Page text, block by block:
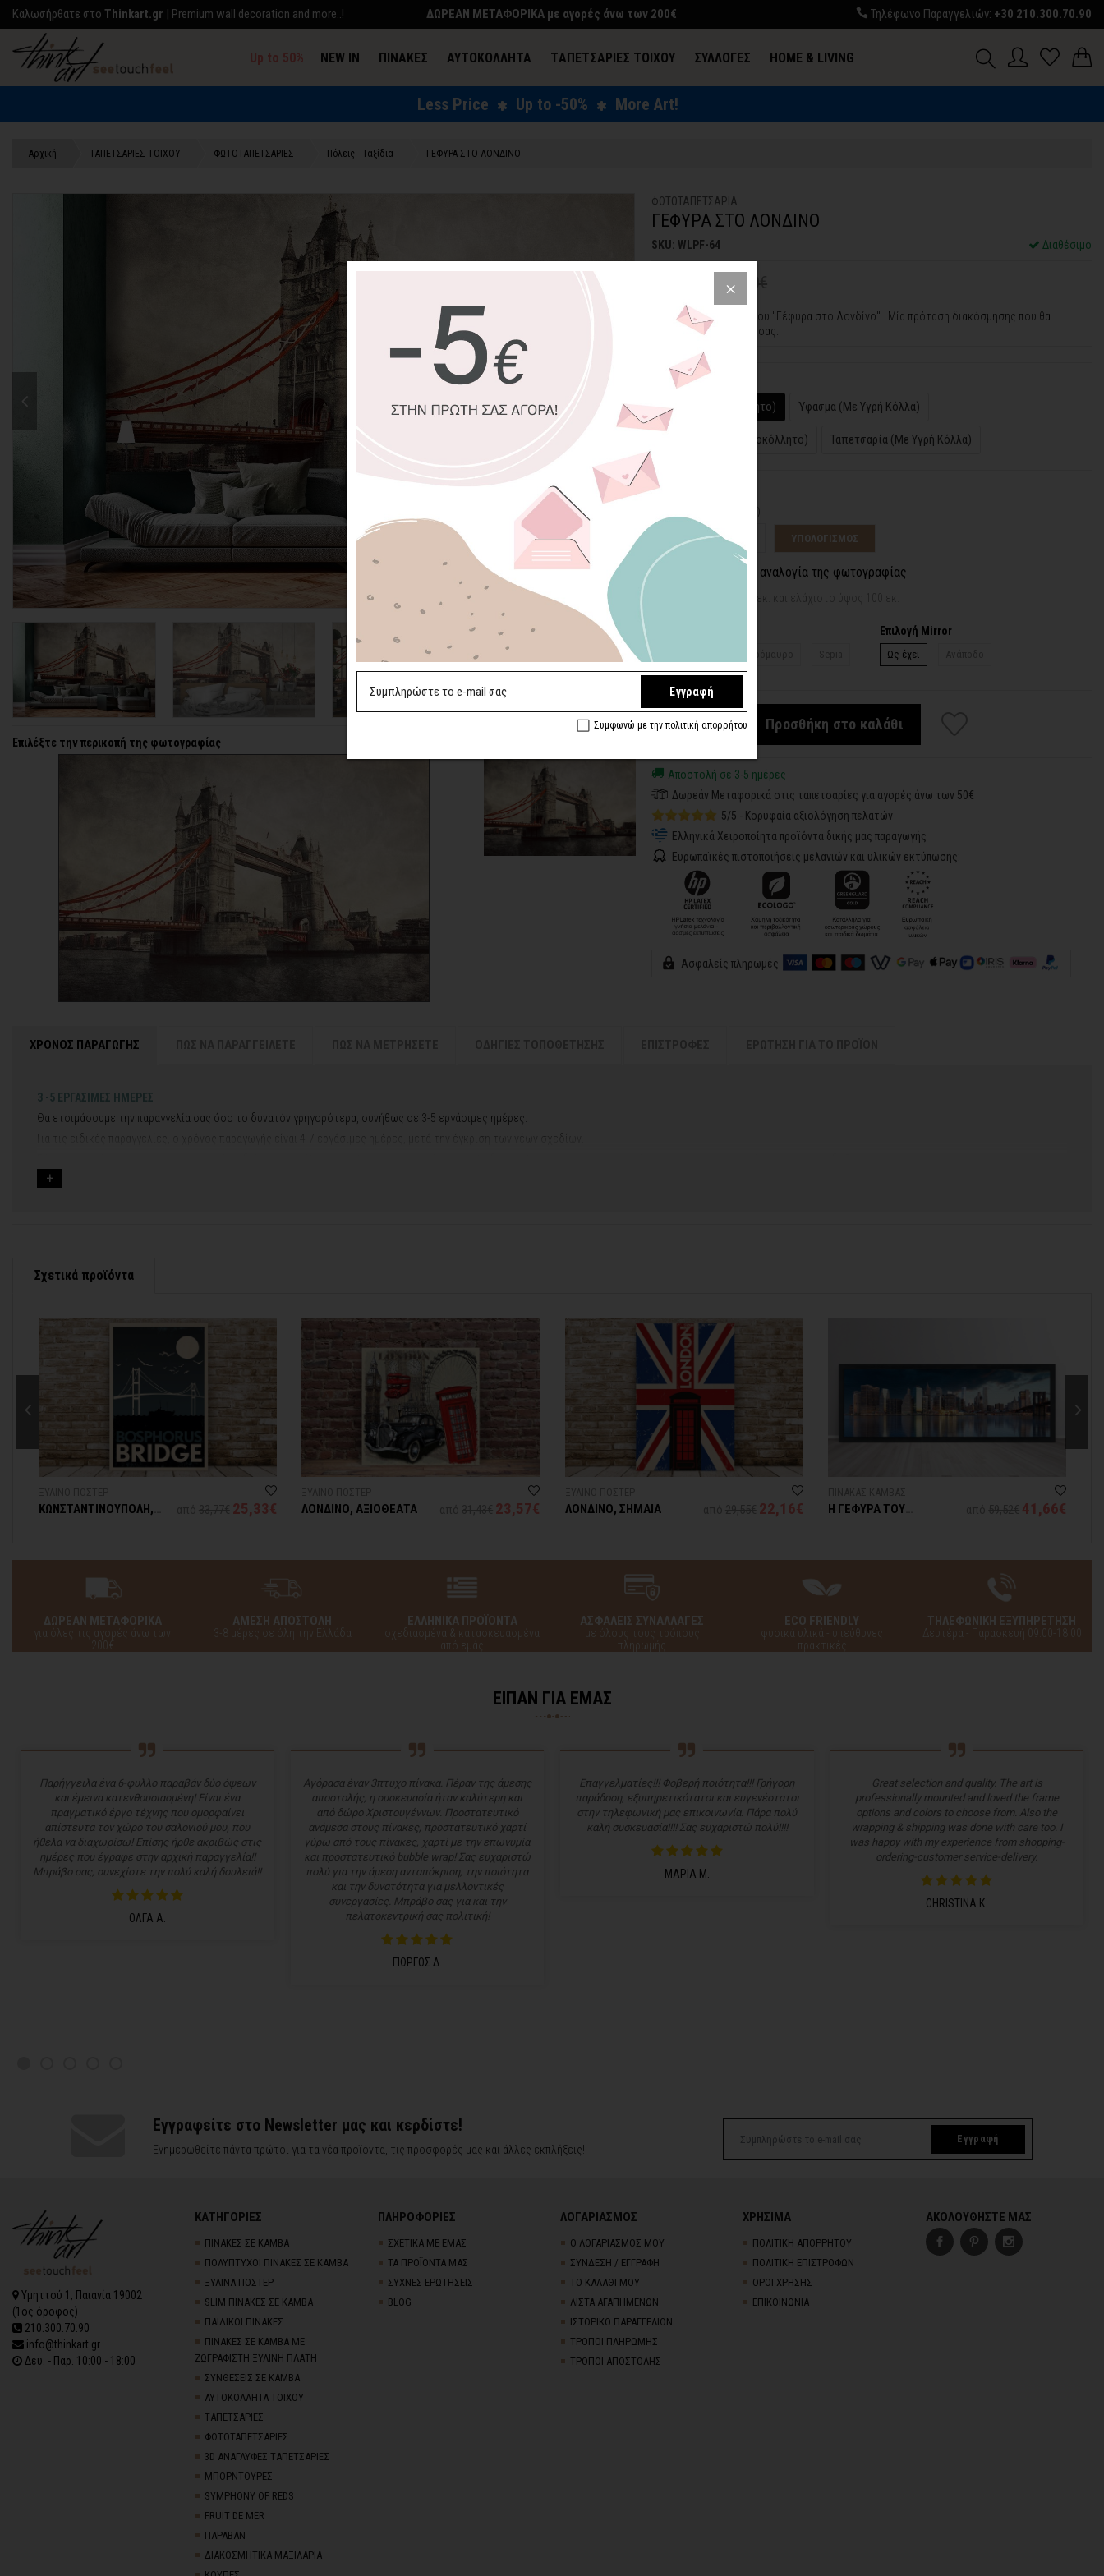
Kαλωσήρθατε στο Thinkart.gr | Premium wall decoration and more..! ΔΩΡΕΑΝ ΜΕΤΑΦΟΡΙΚΑ με αγορές άνω των 200€ Τηλέφωνο Παραγγελιών: +30 210.300.70.90
Up to 50% NEW IN ΠΙΝΑΚΕΣ ΑΥΤΟΚΟΛΛΗΤΑ TΑΠΕΤΣΑΡΙΕΣ ΤΟΙΧΟΥ ΣΥΛΛΟΓΕΣ HOME & LIVING
ΕΝΔΥΣΗ & ΑΞΕΣΟΥΑΡ
Less Price Up to -50% More Art!
Αρχική TΑΠΕΤΣΑΡΙΕΣ ΤΟΙΧΟΥ ΦΩΤΟΤΑΠΕΤΣΑΡΙΕΣ Πόλεις - Ταξίδια ΓΕΦΥΡΑ ΣΤΟ ΛΟΝΔΙΝΟ
Επιλέξτε την περικοπή της φωτογραφίας
ΦΩΤΟΤΑΠΕΤΣΑΡΙA
ΓΕΦΥΡΑ ΣΤΟ ΛΟΝΔΙΝΟ
SKU: WLPF-64 Διαθέσιμο
36,75€ 52,50€
Φωτοταπετσαρία Τοίχου "Γέφυρα στο Λονδίνο". Μία πρόταση διακόσμησης που θα
απογειώσει τον χώρο σας.
Επιλέξτε υλικό
Βινύλιο (Αυτοκόλλητο)
Ύφασμα (Με Υγρή Κόλλα)
Ανάγλυφη Υφή (Αυτοκόλλητο) Ταπετσαρία (Με Υγρή Κόλλα)
Επιλέξτε διάσταση
Ύψος (εκ)
ΥΠΟΛΟΓΙΣΜΟΣ
Διατηρήστε την αναλογία της φωτογραφίας
Ελάχιστο πλάτος 150 εκ. και ελάχιστο ύψος 100 εκ.
Επιλογή Mirror
Ως έχει
Προσθήκη στο καλάθι
Αποστολή σε 3-5 ημέρες
Δωρεάν Μεταφορικά στις ταπετσαρίες για αγορές άνω των 50€
5/5 - Κορυφαία αξιολόγηση πελατών
Ελληνικά Χειροποίητα προϊόντα δικής μας παραγωγής
Ευρωπαϊκές πιστοποιήσεις μελανιών και υλικών εκτύπωσης:
Ασφαλείς πληρωμές
ΧΡΟΝΟΣ ΠΑΡΑΓΩΓΗΣ
3 -5 ΕΡΓΑΣΙΜΕΣ ΗΜΕΡΕΣ
Θα ετοιμάσουμε την παραγγελία σας όσο το δυνατόν γρηγορότερα, συνήθως σε 3-5 εργάσιμες ημέρες.
Για τις ειδικές παραγγελίες, ο χρόνος παραγωγής είναι 4-7 εργάσιμες ημέρες, μετά την έγκριση των νέων σχεδίων.
Για αυτές τις περιπτώσεις - φροντίστε την παραγγελία σας νωρίτερα!
Σχετικά προϊόντα
ΚΩΝΣΤΑΝΤΙΝΟΥΠΟΛΗ,
25,33€ ΛΟΝΔΙΝΟ, ΑΞΙΟΘΕΑΤΑ 23,57€ ΛΟΝΔΙΝΟ, ΣΗΜΑΙΑ 22,16€
Η ΓΕΦΥΡΑ ΤΟΥ
41,66€
ΔΩΡΕΑΝ ΜΕΤΑΦΟΡΙΚΑ
για όλες τις αγορές άνω των
200€
ΑΜΕΣΗ ΑΠΟΣΤΟΛΗ
3-8 μέρες σε όλη την Ελλάδα
ΕΛΛΗΝΙΚΑ ΠΡΟΪΟΝΤΑ
σχεδιασμένα & κατασκευασμένα
από εμάς
ΑΣΦΑΛΕΙΣ ΣΥΝΑΛΛΑΓΕΣ
με όλους τους τρόπους
πληρωμής
ECO FRIENDLY
φυσικά υλικά - υπεύθυνες
πρακτικές
ΤΗΛΕΦΩΝΙΚΗ ΕΞΥΠΗΡΕΤΗΣΗ
Δευτέρα - Παρασκευή 09:00-18:00
ΕΙΠΑΝ ΓΙΑ ΕΜΑΣ
Παρήγγειλα ένα 6-φυλλο παραβάν δύο όψεων
και έμεινα κατενθουσιασμένη! Είναι ένα
πραγματικό έργο τέχνης που ομορφαίνει
απίστευτα τον χώρο του σαλονιού μου, που
ήθελα να διαχωρίσω! Επίσης ήρθε ακριβώς στις
ημέρες που έγραφε στην αρχική παραγγελία!!
Μπράβο σας, συνεχίστε την πολύ καλή δουλειά!!
ΟΛΓΑ Α.
Αγόρασα έναν 3πτυχο πίνακα. Πέραν της άμεσης
αποστολής, η συσκευασία ήταν καλύτερη και
από δώρο Χριστουγέννων. Προστατευτικό
ανάμεσα στους πίνακες, προστατευτικό χαρτί
γύρω από τους πίνακες, χαρτί με την επωνυμία
και προστατευτικό bubble wrap! Σας ευχαριστώ
πολύ για την άμεση ανταπόκριση, την ποιότητα
και την δυνατότητα για μελλοντικές
συνεργασίες. Μπράβο σας για και την
πελατοκεντρική σας πολιτική!
ΓΙΩΡΓΟΣ Δ.
Επαγγελματίες!!! Φοβερή ποιότητα!!! Γρήγορη
παράδοση, εξυπηρετικότατοι και ευγενέστατοι
στην τηλεφωνική μας επικοινωνία. Πάρα πολύ
καλή συσκευασία!!!! Σας ευχαριστώ πολύ!!!!
ΜΑΡΙΑ Μ.
Great selection and quality. The art is
professionally mounted and loved the frame
options and colors to choose from. Also the
wrapping & shipping was done with care too. I
was happy with my experience from shopping-
ordering-customer service-delivery.
CHRISTINA K.
Εγγραφείτε στο Newsletter μας και κερδίστε!
Ενημερωθείτε πάντα πρώτοι για τα νέα προϊόντα, τις προσφορές μας και άλλες εκπλήξεις!
Εγγραφή
Υμηττού 1, Παιανία 19002
(1ος όροφος)
210.300.70.90
info@thinkart.gr
Δευ. - Παρ. 10:00 - 18:00
ΚΑΤΗΓΟΡΙΕΣ
ΠΙΝΑΚΕΣ ΣΕ ΚΑΜΒΑ
ΠΟΛΥΠΤΥΧΟΙ ΠΙΝΑΚΕΣ ΣΕ ΚΑΜΒΑ
ΞΥΛΙΝΑ ΠΟΣΤΕΡ
SLIM ΠΙΝΑΚΕΣ ΣΕ ΚΑΜΒΑ
ΠΑΙΔΙΚΟΙ ΠΙΝΑΚΕΣ
ΠΙΝΑΚΕΣ ΣΕ ΚΑΜΒΑ ΜΕ
ΖΩΓΡΑΦΙΣΤΗ ΞΥΛΙΝΗ ΠΛΑΤΗ
ΣΥΝΘΕΣΕΙΣ ΣΕ ΚΑΜΒΑ
ΑΥΤΟΚΟΛΛΗΤΑ ΤΟΙΧΟΥ
TΑΠΕΤΣΑΡΙΕΣ
ΦΩΤΟΤΑΠΕΤΣΑΡΙΕΣ
3D AΝΑΓΛΥΦΕΣ TΑΠΕΤΣΑΡΙΕΣ
ΜΠΟΡΝΤΟΥΡΕΣ
SYMPHONY OF REDS
FRUIT DE MER
ΠΑΡΑΒΑΝ
ΔΙΑΚΟΣΜΗΤΙΚΑ ΜΑΞΙΛΑΡΙΑ
ΠΛΗΡΟΦΟΡΙΕΣ
ΣΧΕΤΙΚΑ ΜΕ ΕΜΑΣ
ΤΑ ΠΡΟΪΟΝΤΑ ΜΑΣ
ΣΥΧΝΕΣ ΕΡΩΤΗΣΕΙΣ
BLOG
ΛΟΓΑΡΙΑΣΜΟΣ
Ο ΛΟΓΑΡΙΑΣΜΟΣ ΜΟΥ
ΣΥΝΔΕΣΗ / ΕΓΓΡΑΦΗ
ΤΟ ΚΑΛΑΘΙ ΜΟΥ
ΛΙΣΤΑ ΑΓΑΠΗΜΕΝΩΝ
ΙΣΤΟΡΙΚΟ ΠΑΡΑΓΓΕΛΙΩΝ
ΤΡΟΠΟΙ ΠΛΗΡΩΜΗΣ
ΤΡΟΠΟΙ ΑΠΟΣΤΟΛΗΣ
ΧΡΗΣΙΜΑ
ΠΟΛΙΤΙΚΗ ΑΠΟΡΡΗΤΟΥ
ΠΟΛΙΤΙΚΗ ΕΠΙΣΤΡΟΦΩΝ
ΟΡΟΙ ΧΡΗΣΗΣ
ΕΠΙΚΟΙΝΩΝΙΑ
ΑΚΟΛΟΥΘΗΣΤΕ ΜΑΣ
Εγγραφή
Συμφωνώ με την πολιτική απορρήτου